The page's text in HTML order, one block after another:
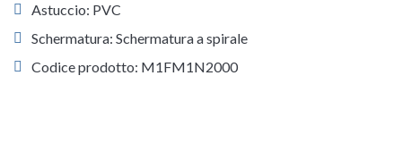
Astuccio: PVC
Schermatura: Schermatura a spirale
Codice prodotto: M1FM1N2000